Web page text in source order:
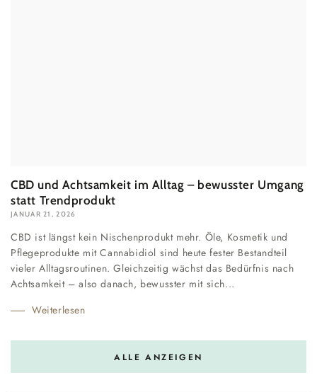
CBD und Achtsamkeit im Alltag – bewusster Umgang
statt Trendprodukt
JANUAR 21, 2026
CBD ist längst kein Nischenprodukt mehr. Öle, Kosmetik und
Pflegeprodukte mit Cannabidiol sind heute fester Bestandteil
vieler Alltagsroutinen. Gleichzeitig wächst das Bedürfnis nach
Achtsamkeit – also danach, bewusster mit sich...
Weiterlesen
ALLE ANZEIGEN